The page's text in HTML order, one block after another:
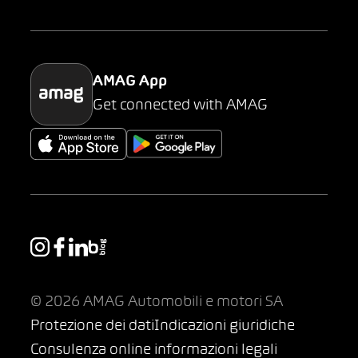
Parking
AMAG App
Get connected with AMAG
© 2026 AMAG Automobili e motori SA
Protezione dei datiIndicazioni giuridiche
Consulenza online informazioni legali